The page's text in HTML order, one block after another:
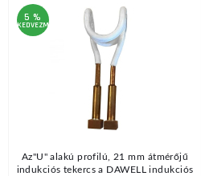
5 %
KEDVEZMÉNY
Az"U" alakú profilú, 21 mm átmérőjű
indukciós tekercs a DAWELL indukciós